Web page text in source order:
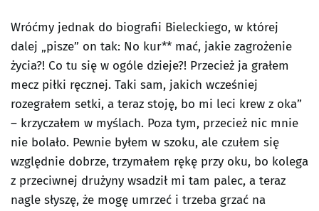
Wróćmy jednak do biografii Bieleckiego, w której
dalej „pisze” on tak: No kur** mać, jakie zagrożenie
życia?! Co tu się w ogóle dzieje?! Przecież ja grałem
mecz piłki ręcznej. Taki sam, jakich wcześniej
rozegrałem setki, a teraz stoję, bo mi leci krew z oka”
– krzyczałem w myślach. Poza tym, przecież nic mnie
nie bolało. Pewnie byłem w szoku, ale czułem się
względnie dobrze, trzymałem rękę przy oku, bo kolega
z przeciwnej drużyny wsadził mi tam palec, a teraz
nagle słyszę, że mogę umrzeć i trzeba grzać na